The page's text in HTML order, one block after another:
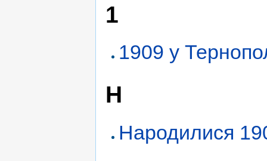
1
1909 у
Н
Народилися